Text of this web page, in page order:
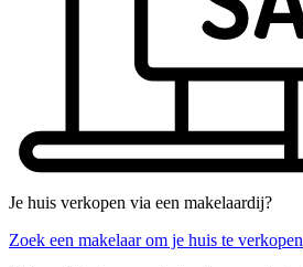
Je huis verkopen via een makelaardij?
Zoek een makelaar om je huis te verkopen